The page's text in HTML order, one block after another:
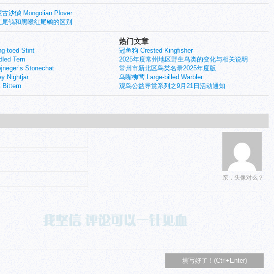
古沙鸻 Mongolian Plover
尾鸲和黑喉红尾鸲的区别
热门文章
冠鱼狗 Crested Kingfisher
2025年度常州地区野生鸟类的变化与相关说明
常州市新北区鸟类名录2025年度版
乌嘴柳莺 Large-billed Warbler
观鸟公益导赏系列之9月21日活动通知
toed Stint
Tern
Stonechat
Nightjar
Bittern
亲，头像对么？